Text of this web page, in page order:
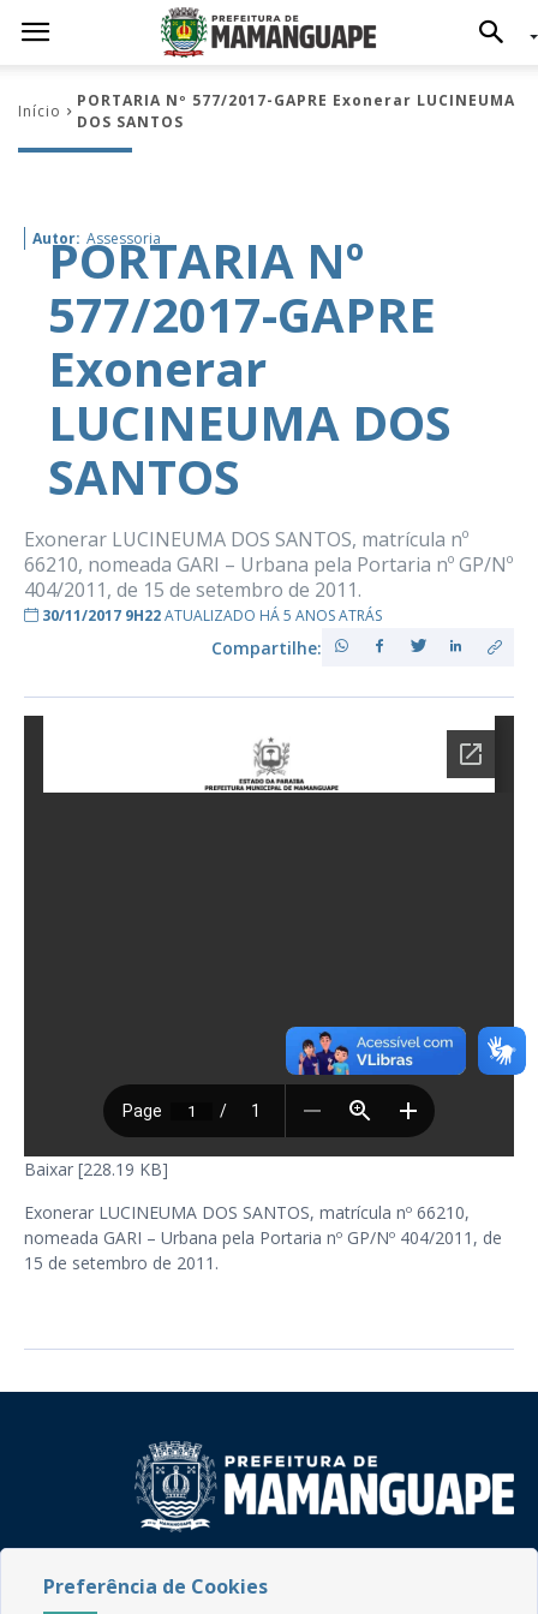
Início
PORTARIA Nº 577/2017-GAPRE Exonerar LUCINEUMA
DOS SANTOS
Autor: Assessoria
PORTARIA Nº
577/2017-GAPRE
Exonerar
LUCINEUMA DOS
SANTOS
Exonerar LUCINEUMA DOS SANTOS, matrícula nº
66210, nomeada GARI – Urbana pela Portaria nº GP/Nº
404/2011, de 15 de setembro de 2011.
30/11/2017 9H22ATUALIZADO HÁ 5 ANOS ATRÁS
Compartilhe:
Baixar [228.19 KB]
Exonerar LUCINEUMA DOS SANTOS, matrícula nº 66210,
nomeada GARI – Urbana pela Portaria nº GP/Nº 404/2011, de
15 de setembro de 2011.
CEP: 58.280-000 - Mamanguape/PB
Preferência de Cookies